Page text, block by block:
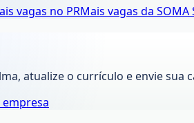
vagas no PRMais vagas da SOMA
atualize o currículo e envie sua
empresa